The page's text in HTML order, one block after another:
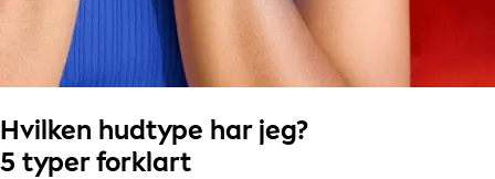
Hvilken hudtype har jeg?
5 typer forklart